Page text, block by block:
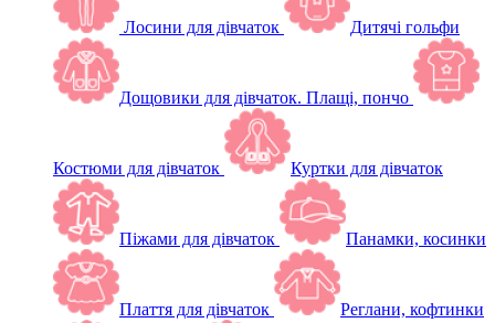
Лосини для дівчаток Дитячі гольфи
Дощовики для дівчаток. Плащі, пончо
Костюми для дівчаток Куртки для дівчаток
Піжами для дівчаток Панамки, косинки
Плаття для дівчаток Реглани, кофтинки